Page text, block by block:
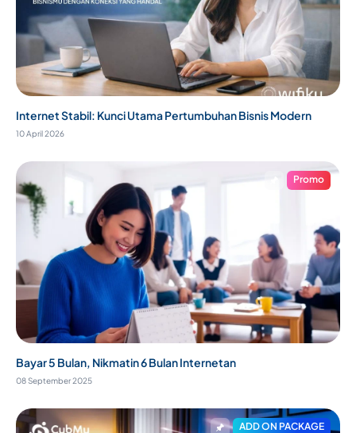
Internet Stabil: Kunci Utama Pertumbuhan Bisnis Modern
10 April 2026
Promo
Bayar 5 Bulan, Nikmatin 6 Bulan Internetan
08 September 2025
ADD ON PACKAGE